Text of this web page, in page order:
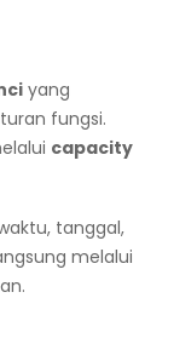
yang
fungsi.
capacity
tanggal,
melalui